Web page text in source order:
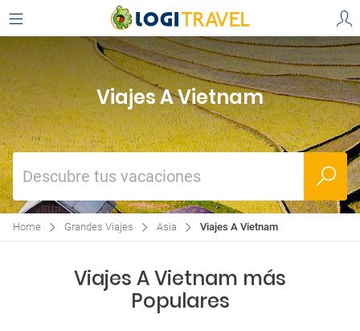
Viajes A Vietnam
Descubre tus vacaciones
Home Grandes Viajes Asia Viajes A Vietnam
Viajes A Vietnam más
Populares